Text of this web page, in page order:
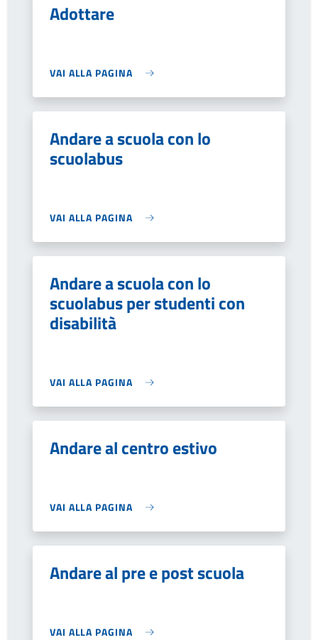
Adottare
VAI ALLA PAGINA
Andare a scuola con lo
scuolabus
VAI ALLA PAGINA
Andare a scuola con lo
scuolabus per studenti con
disabilità
VAI ALLA PAGINA
Andare al centro estivo
VAI ALLA PAGINA
Andare al pre e post scuola
VAI ALLA PAGINA